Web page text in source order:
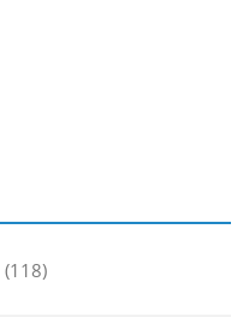
118